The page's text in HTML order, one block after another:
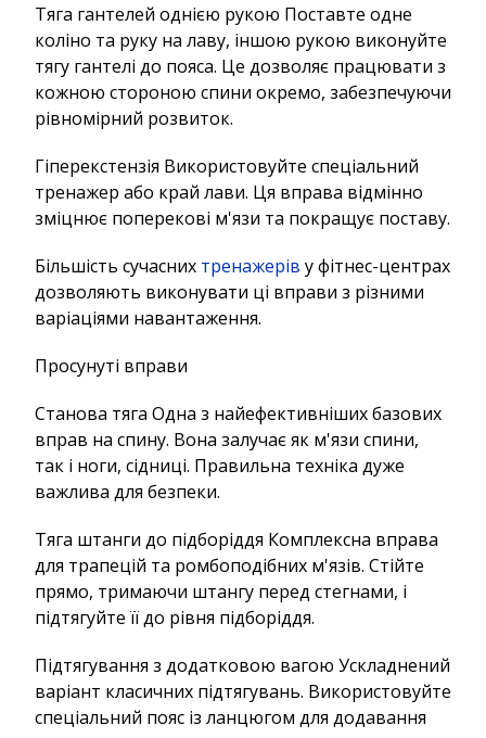
Тяга гантелей однією рукою Поставте одне
коліно та руку на лаву, іншою рукою виконуйте
тягу гантелі до пояса. Це дозволяє працювати з
кожною стороною спини окремо, забезпечуючи
рівномірний розвиток.
Гіперекстензія Використовуйте спеціальний
тренажер або край лави. Ця вправа відмінно
зміцнює поперекові м'язи та покращує поставу.
Більшість сучасних тренажерів у фітнес-центрах
дозволяють виконувати ці вправи з різними
варіаціями навантаження.
Просунуті вправи
Станова тяга Одна з найефективніших базових
вправ на спину. Вона залучає як м'язи спини,
так і ноги, сідниці. Правильна техніка дуже
важлива для безпеки.
Тяга штанги до підборіддя Комплексна вправа
для трапецій та ромбоподібних м'язів. Стійте
прямо, тримаючи штангу перед стегнами, і
підтягуйте її до рівня підборіддя.
Підтягування з додатковою вагою Ускладнений
варіант класичних підтягувань. Використовуйте
спеціальний пояс із ланцюгом для додавання